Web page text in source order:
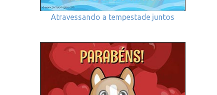
Atravessando a tempestade juntos